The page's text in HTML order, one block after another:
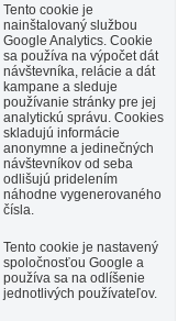
Tento cookie je
nainštalovaný službou
Google Analytics. Cookie
sa používa na výpočet dát
návštevníka, relácie a dát
kampane a sleduje
používanie stránky pre jej
analytickú správu. Cookies
skladujú informácie
anonymne a jedinečných
návštevníkov od seba
odlišujú pridelením
náhodne vygenerovaného
čísla.
Tento cookie je nastavený
spoločnosťou Google a
používa sa na odlíšenie
jednotlivých používateľov.